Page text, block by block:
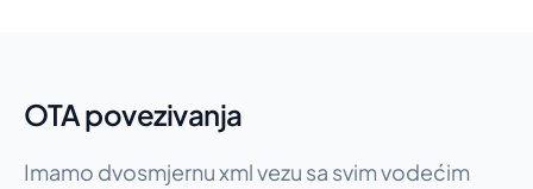
OTA povezivanja
Imamo dvosmjernu xml vezu sa svim vodećim